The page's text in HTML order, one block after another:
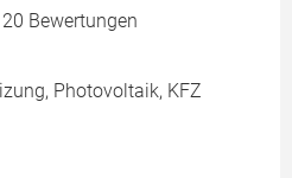
Bewertungen
Photovoltaik, KFZ